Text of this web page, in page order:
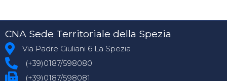
CNA Sede Territoriale della Spezia
Via Padre Giuliani 6 La Spezia
(+39)0187/598080
(+39)0187/598081